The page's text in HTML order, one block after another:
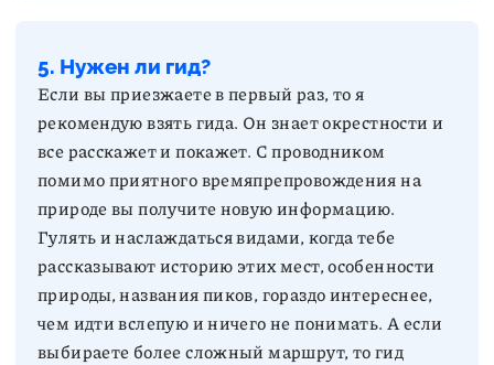
5. Нужен ли гид?
Если вы приезжаете в первый раз, то я
рекомендую взять гида. Он знает окрестности и
все расскажет и покажет. С проводником
помимо приятного времяпрепровождения на
природе вы получите новую информацию.
Гулять и наслаждаться видами, когда тебе
рассказывают историю этих мест, особенности
природы, названия пиков, гораздо интереснее,
чем идти вслепую и ничего не понимать. А если
выбираете более сложный маршрут, то гид